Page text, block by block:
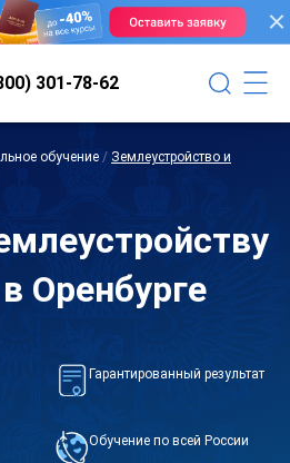
301-78-62
обучение / Землеустройство и
Оренбурге
Гарантированный результат
Обучение по всей России